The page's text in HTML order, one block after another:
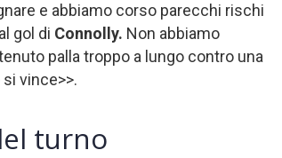
e abbiamo corso parecchi rischi
gol di Connolly. Non abbiamo
palla troppo a lungo contro una
vince>>.
turno